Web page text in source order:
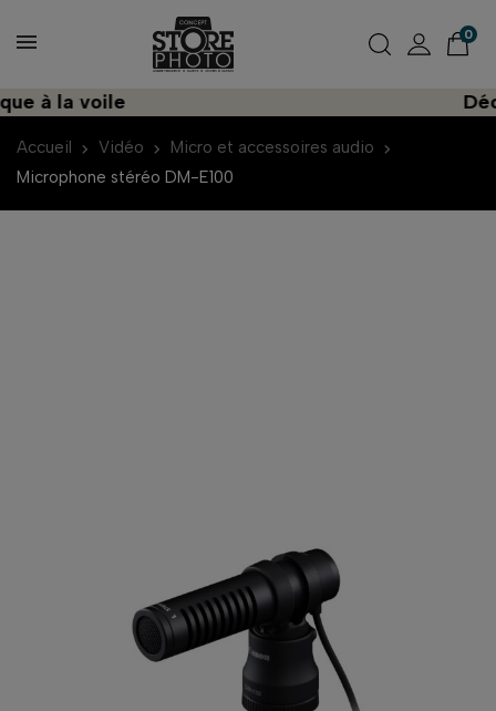
0
à la voile
Accueil Vidéo
Micro et accessoires audio
Microphone stéréo DM-E100